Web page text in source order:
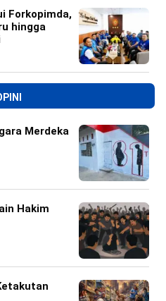
Forkopimda,
hingga
Merdeka
Hakim